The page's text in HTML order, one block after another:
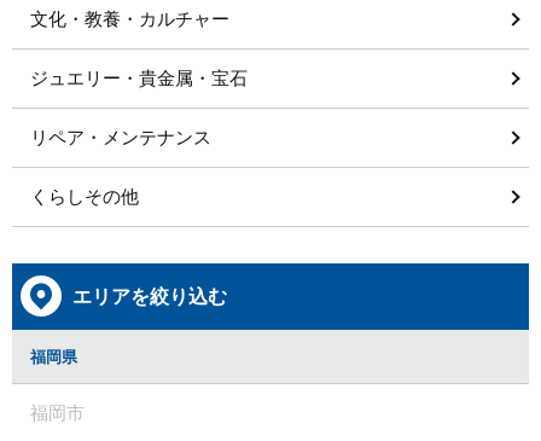
文化・教養・カルチャー
ジュエリー・貴金属・宝石
リペア・メンテナンス
くらしその他
エリアを絞り込む
福岡県
福岡市